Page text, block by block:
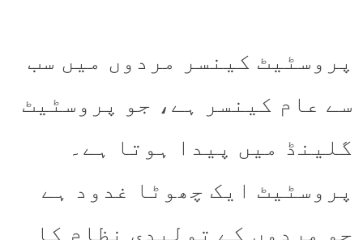
پروسٹیٹ کینسر مردوں میں سب
سے عام کینسر ہے، جو پروسٹیٹ
گلینڈ میں پیدا ہوتا ہے۔
پروسٹیٹ ایک چھوٹا غدود ہے
جو مردوں کے تولیدی نظام کا